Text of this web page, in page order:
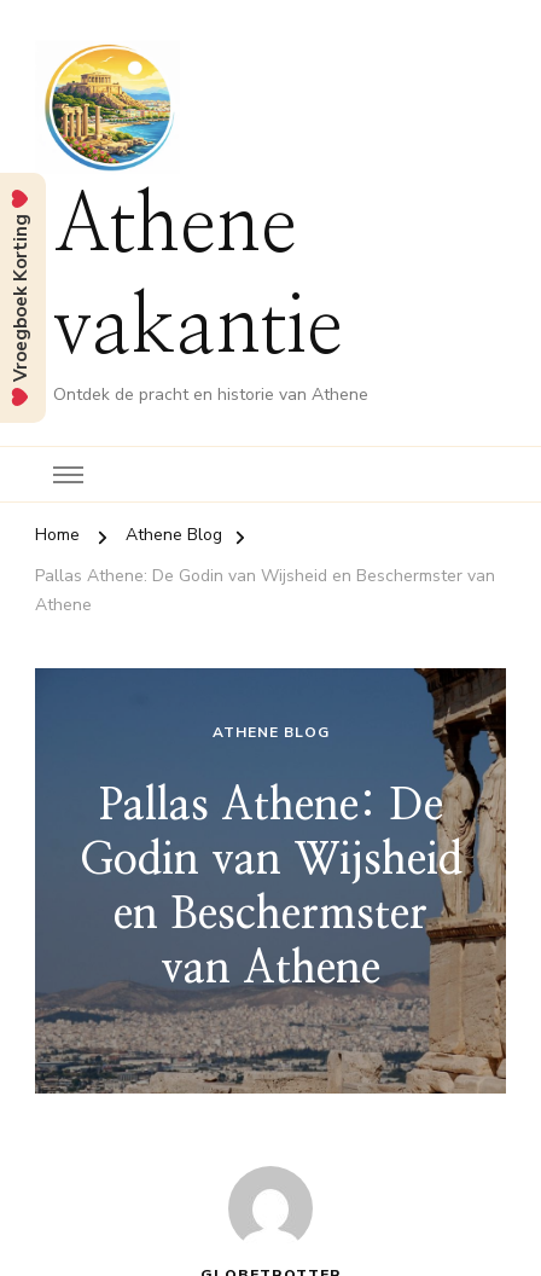
Athene
vakantie
Ontdek de pracht en historie van Athene
Home
Athene Blog
Pallas Athene: De Godin van Wijsheid en Beschermster van
Athene
ATHENE BLOG
Pallas Athene: De
Godin van Wijsheid
en Beschermster
van Athene
Vroegboek Korting